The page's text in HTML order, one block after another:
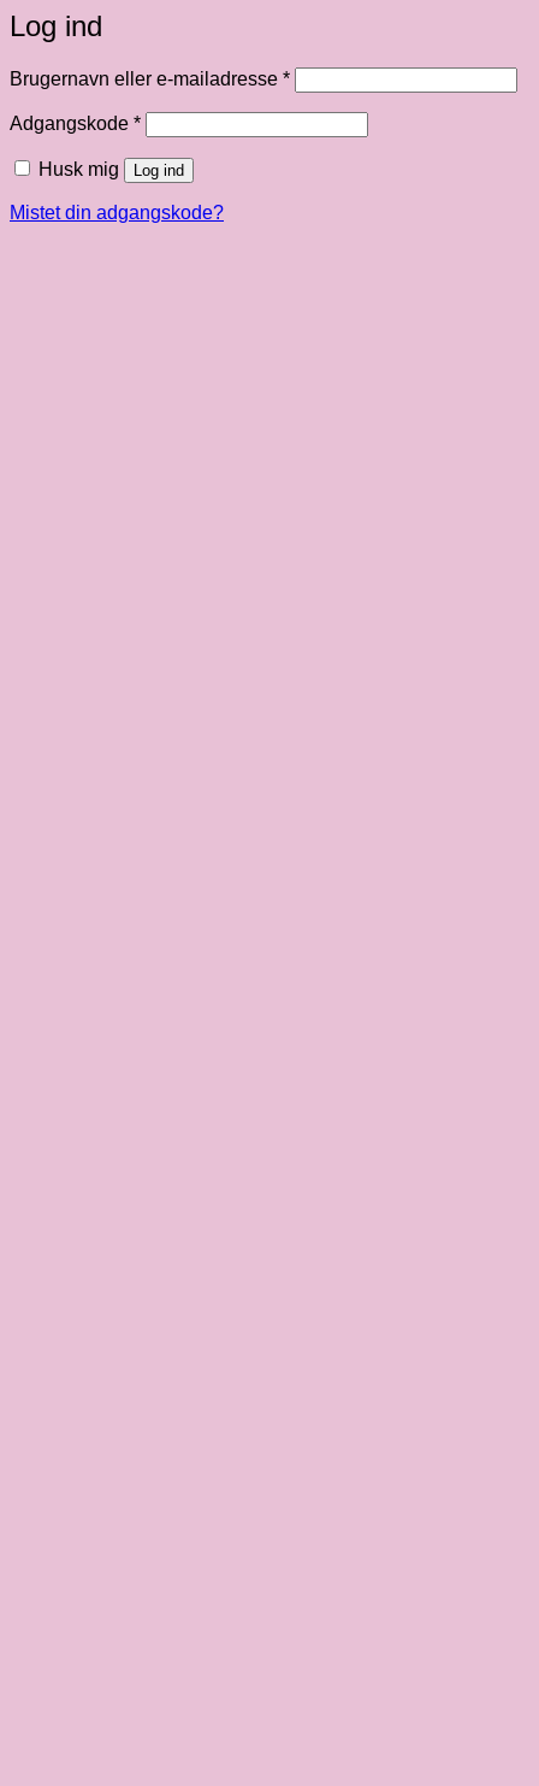
Log ind
Brugernavn eller e-mailadresse *Påkrævet
Adgangskode *Påkrævet
Husk mig Log ind
Mistet din adgangskode?